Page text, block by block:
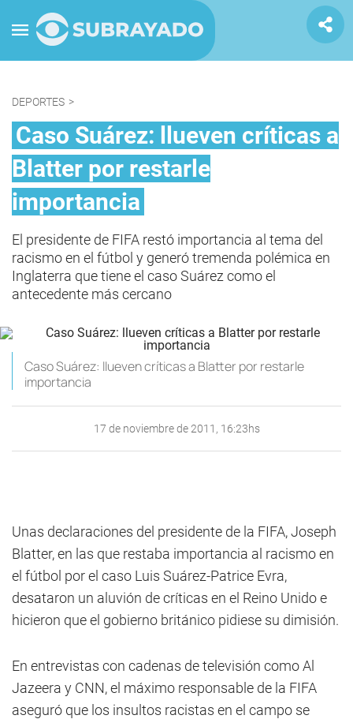
DEPORTES >
Caso Suárez: llueven críticas a
Blatter por restarle
importancia
El presidente de FIFA restó importancia al tema del
racismo en el fútbol y generó tremenda polémica en
Inglaterra que tiene el caso Suárez como el
antecedente más cercano
Caso Suárez: llueven críticas a Blatter por restarle
importancia
17 de noviembre de 2011, 16:23hs
Unas declaraciones del presidente de la FIFA, Joseph
Blatter, en las que restaba importancia al racismo en
el fútbol por el caso Luis Suárez-Patrice Evra,
desataron un aluvión de críticas en el Reino Unido e
hicieron que el gobierno británico pidiese su dimisión.
En entrevistas con cadenas de televisión como Al
Jazeera y CNN, el máximo responsable de la FIFA
aseguró que los insultos racistas en el campo se